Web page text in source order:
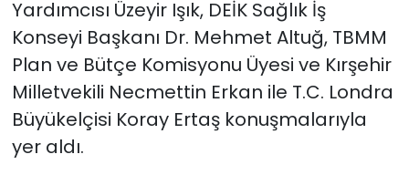
Yardımcısı Üzeyir Işık, DEİK Sağlık İş
Konseyi Başkanı Dr. Mehmet Altuğ, TBMM
Plan ve Bütçe Komisyonu Üyesi ve Kırşehir
Milletvekili Necmettin Erkan ile T.C. Londra
Büyükelçisi Koray Ertaş konuşmalarıyla
yer aldı.